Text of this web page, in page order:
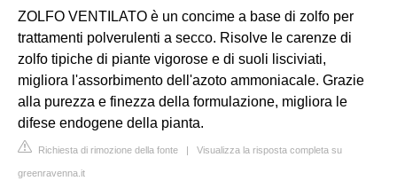
ZOLFO VENTILATO è un concime a base di zolfo per
trattamenti polverulenti a secco. Risolve le carenze di
zolfo tipiche di piante vigorose e di suoli lisciviati,
migliora l'assorbimento dell'azoto ammoniacale. Grazie
alla purezza e finezza della formulazione, migliora le
difese endogene della pianta.
Richiesta di rimozione della fonte | Visualizza la risposta completa su
greenravenna.it